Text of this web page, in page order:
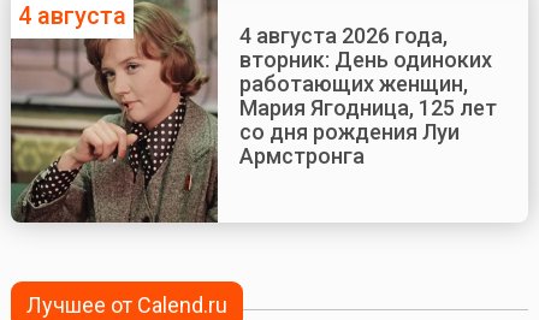
4 августа
4 августа 2026 года,
вторник: День одиноких
работающих женщин,
Мария Ягодница, 125 лет
со дня рождения Луи
Армстронга
Лучшее от Calend.ru